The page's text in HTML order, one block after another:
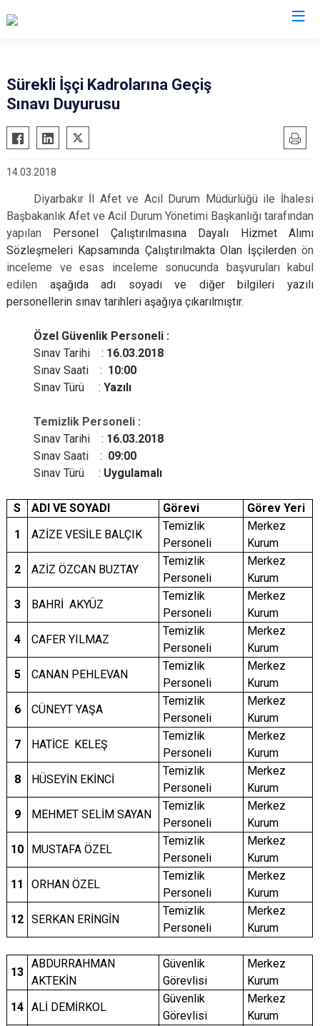
Sürekli İşçi Kadrolarına Geçiş
Sınavı Duyurusu
14.03.2018
Diyarbakır İl Afet ve Acil Durum Müdürlüğü ile İhalesi
Başbakanlık Afet ve Acil Durum Yönetimi Başkanlığı tarafından
yapılan Personel Çalıştırılmasına Dayalı Hizmet Alımı
Sözleşmeleri Kapsamında Çalıştırılmakta Olan İşçilerden ön
inceleme ve esas inceleme sonucunda başvuruları kabul
edilen aşağıda adı soyadı ve diğer bilgileri yazılı
personellerin sınav tarihleri aşağıya çıkarılmıştır.
Özel Güvenlik Personeli :
Sınav Tarihi : 16.03.2018
Sınav Saati : 10:00
Sınav Türü : Yazılı
Temizlik Personeli :
Sınav Tarihi : 16.03.2018
Sınav Saati : 09:00
Sınav Türü : Uygulamalı
S ADI VE SOYADI Görevi
Görev Yeri
1
AZİZE VESİLE BALÇIK
Temizlik
Personeli
Merkez
Kurum
2
AZİZ ÖZCAN BUZTAY
Temizlik
Personeli
Merkez
Kurum
3
BAHRİ AKYÜZ
Temizlik
Personeli
Merkez
Kurum
4
CAFER YILMAZ
Temizlik
Personeli
Merkez
Kurum
5
CANAN PEHLEVAN
Temizlik
Personeli
Merkez
Kurum
6
CÜNEYT YAŞA
Temizlik
Personeli
Merkez
Kurum
7
HATİCE KELEŞ
Temizlik
Personeli
Merkez
Kurum
8
HÜSEYİN EKİNCİ
Temizlik
Personeli
Merkez
Kurum
9
MEHMET SELİM SAYAN
Temizlik
Personeli
Merkez
Kurum
10
MUSTAFA ÖZEL
Temizlik
Personeli
Merkez
Kurum
11
ORHAN ÖZEL
Temizlik
Personeli
Merkez
Kurum
12 SERKAN ERİNGİN
Temizlik
Personeli
Merkez
Kurum
13
ABDURRAHMAN
AKTEKİN
Güvenlik
Görevlisi
Merkez
Kurum
14 ALİ DEMİRKOL
Güvenlik
Görevlisi
Merkez
Kurum